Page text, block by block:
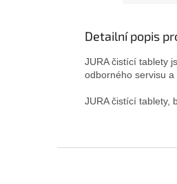
Detailní popis
JURA čistící tablety
odborného servisu
JURA čistící tablety,